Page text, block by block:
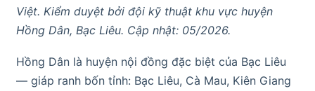
Việt. Kiểm duyệt bởi đội kỹ thuật khu vực huyện
Hồng Dân, Bạc Liêu. Cập nhật: 05/2026.
Hồng Dân là huyện nội đồng đặc biệt của Bạc Liêu
— giáp ranh bốn tỉnh: Bạc Liêu, Cà Mau, Kiên Giang